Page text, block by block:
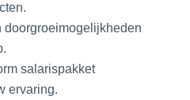
doorgroeimogelijkheden
salarispakket
ervaring.